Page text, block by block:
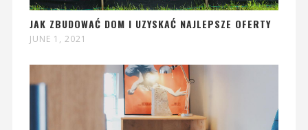
JAK ZBUDOWAĆ DOM I UZYSKAĆ NAJLEPSZE OFERTY
JUNE 1, 2021